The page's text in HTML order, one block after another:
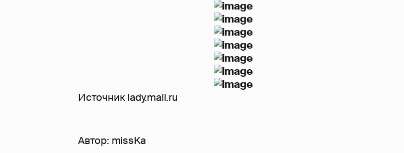
Источник lady.mail.ru
Автор: missKa